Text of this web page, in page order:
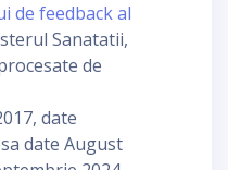
de feedback al
Sanatatii,
de
date
date August